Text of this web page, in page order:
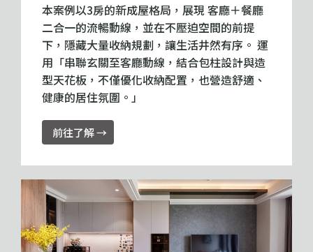
本案例以3房的新成屋格局，展現 客廳＋餐廳
二合一的流暢動線，並在不壓迫空間的前提
下，隱藏大量收納規劃，讓生活井然有序。 運
用「串聯玄關至客廳動線，結合包柱設計與造
型天花板，不僅優化收納配置，也營造舒適、
健康的居住氛圍。」
前往了解 →